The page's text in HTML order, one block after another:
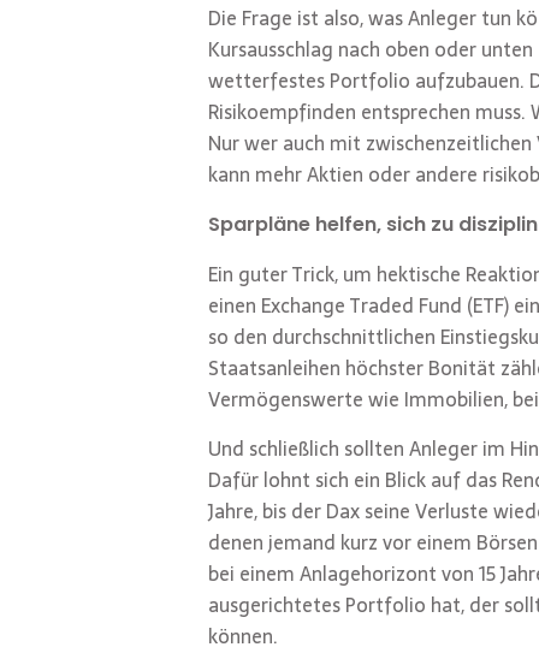
Die Frage ist also, was Anleger tun
Kursausschlag nach oben oder
wetterfestes Portfolio aufzubauen.
Risikoempfinden entsprechen
Nur wer auch mit
kann mehr Aktien oder andere
Sparpläne helfen, sich zu
Ein guter Trick, um hektische
einen Exchange Traded Fund (ETF)
so den durchschnittlichen
Staatsanleihen höchster Bonität
Vermögenswerte wie Immobilien,
Und schließlich sollten Anleger im
Dafür lohnt sich ein Blick auf das
Jahre, bis der Dax seine Verluste
denen jemand kurz vor einem
bei einem Anlagehorizont von 15
ausgerichtetes Portfolio hat, der
können.